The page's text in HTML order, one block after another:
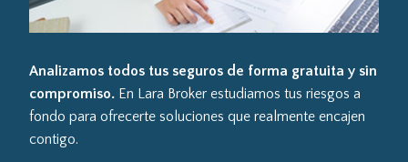
Analizamos todos tus seguros de forma gratuita y sin
compromiso.En Lara Broker estudiamos tus riesgos a
fondo para ofrecerte soluciones que realmente encajen
contigo.